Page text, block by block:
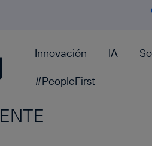
Innovación IA
#PeopleFirst